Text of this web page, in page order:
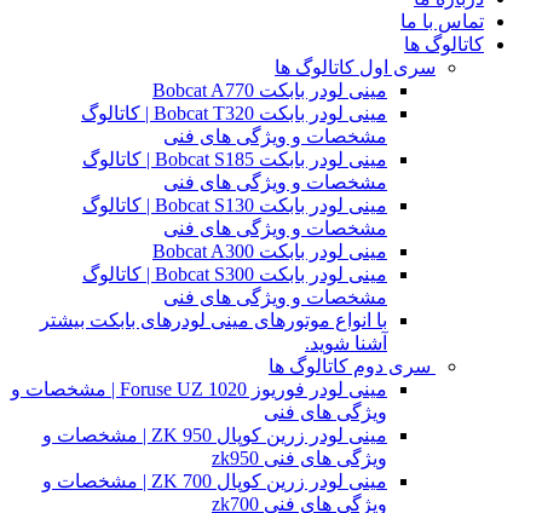
تماس با ما
کاتالوگ ها
سری اول کاتالوگ ها
مینی لودر بابکت Bobcat A770
مینی لودر بابکت Bobcat T320 | کاتالوگ
مشخصات و ویژگی های فنی
مینی لودر بابکت Bobcat S185 | کاتالوگ
مشخصات و ویژگی های فنی
مینی لودر بابکت Bobcat S130 | کاتالوگ
مشخصات و ویژگی های فنی
مینی لودر بابکت Bobcat A300
مینی لودر بابکت Bobcat S300 | کاتالوگ
مشخصات و ویژگی های فنی
با انواع موتورهای مینی لودرهای بابکت بیشتر
آشنا شوید.
سری دوم کاتالوگ ها
مینی لودر فوریوز Foruse UZ 1020 | مشخصات و
ویژگی های فنی
مینی لودر زرین کوپال ZK 950 | مشخصات و
ویژگی های فنی zk950
مینی لودر زرین کوپال ZK 700 | مشخصات و
ویژگی های فنی zk700